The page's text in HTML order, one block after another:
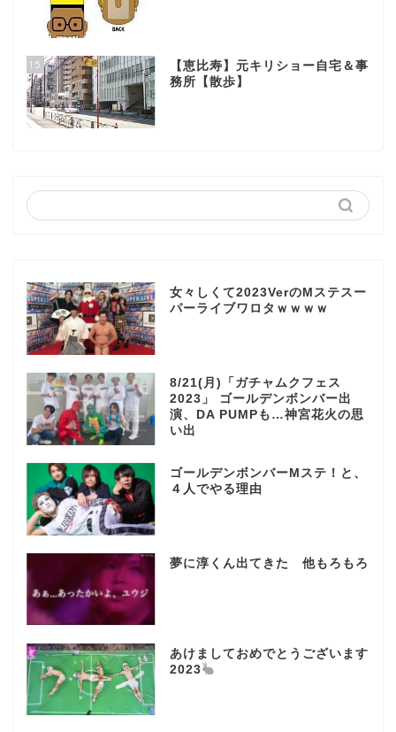
15
【恵比寿】元キリショー自宅＆事
務所【散歩】
女々しくて2023VerのMステスー
パーライブワロタｗｗｗｗ
8/21(月)「ガチャムクフェス
2023」 ゴールデンボンバー出
演、DA PUMPも…神宮花火の思
い出
ゴールデンボンバーMステ！と、
４人でやる理由
夢に淳くん出てきた 他もろもろ
あけましておめでとうございます
2023